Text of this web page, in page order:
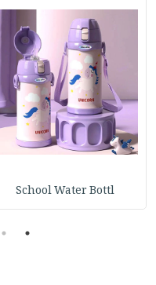
School Water Bottl
1
2